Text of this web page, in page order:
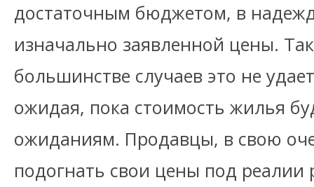
достаточным бюджетом, в
изначально заявленной цены.
большинстве случаев это не
ожидая, пока стоимость жилья
ожиданиям. Продавцы, в свою
подогнать свои цены под